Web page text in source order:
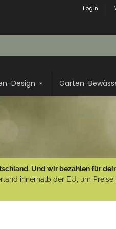
Login
Design Garten-
Und wir bezahlen für
innerhalb der EU, um